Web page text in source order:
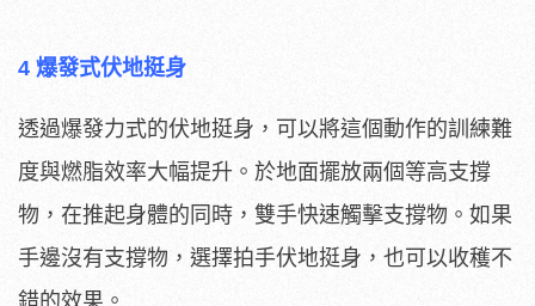
4 爆發式伏地挺身
透過爆發力式的伏地挺身，可以將這個動作的訓練難
度與燃脂效率大幅提升。於地面擺放兩個等高支撐
物，在推起身體的同時，雙手快速觸擊支撐物。如果
手邊沒有支撐物，選擇拍手伏地挺身，也可以收穫不
錯的效果。